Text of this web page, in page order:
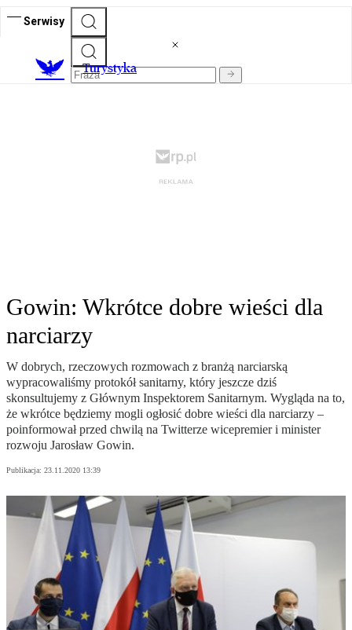
Serwisy
Turystyka
Gowin: Wkrótce dobre wieści dla
narciarzy
W dobrych, rzeczowych rozmowach z branżą narciarską
wypracowaliśmy protokół sanitarny, który jeszcze dziś
skonsultujemy z Głównym Inspektorem Sanitarnym. Wygląda na to,
że wkrótce będziemy mogli ogłosić dobre wieści dla narciarzy –
poinformował przed chwilą na Twitterze wicepremier i minister
rozwoju Jarosław Gowin.
Publikacja: 23.11.2020 13:39